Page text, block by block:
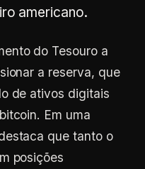
americano.
do Tesouro a
a reserva, que
de ativos digitais
Em uma
que tanto o
posições